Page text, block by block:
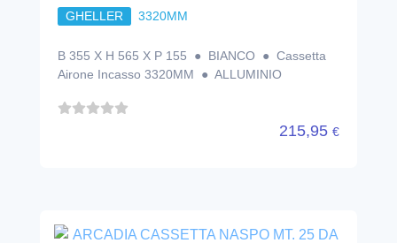
GHELLER 3320MM
B 355 X H 565 X P 155 ● BIANCO ● Cassetta
Airone Incasso 3320MM ● ALLUMINIO
215,95 €